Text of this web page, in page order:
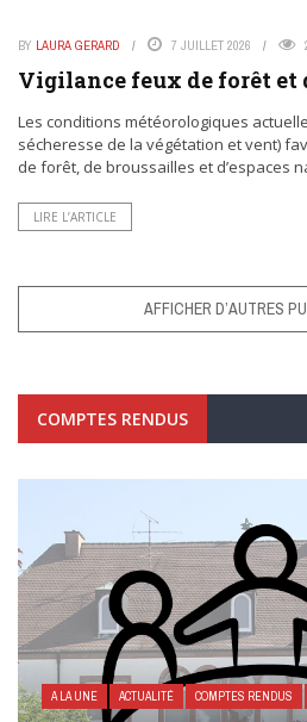
BY LAURA GERARD 7 JUILLET 2026
Vigilance feux de forêt et
Les conditions météorologiques
sécheresse de la végétation et vent)
de forêt, de broussailles et d’espaces
LIRE L’ARTICLE
AFFICHER D’AUTRES
COMPTES RENDUS
A LA UNE ACTUALITÉ COMPTES RENDUS